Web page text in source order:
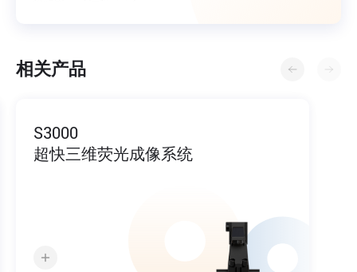
相关产品
超快三维荧光成像系统